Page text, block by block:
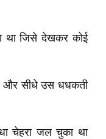
था जिसे देखकर कोई
उस धधकती
चेहरा जल चुका था